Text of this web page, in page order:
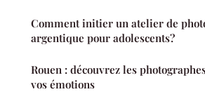
Comment initier un atelier de
argentique pour adolescents?
Rouen : découvrez les
vos émotions